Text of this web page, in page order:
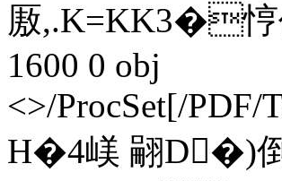
厫,.K=KK3�悙
1600 0 obj
<>/ProcSet[/PDF/
H�4嵄 翤D�)